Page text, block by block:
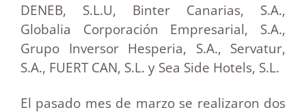
DENEB, S.L.U, Binter Canarias, S.A.,
Globalia Corporación Empresarial, S.A.,
Grupo Inversor Hesperia, S.A., Servatur,
S.A., FUERT CAN, S.L. y Sea Side Hotels, S.L.
El pasado mes de marzo se realizaron dos